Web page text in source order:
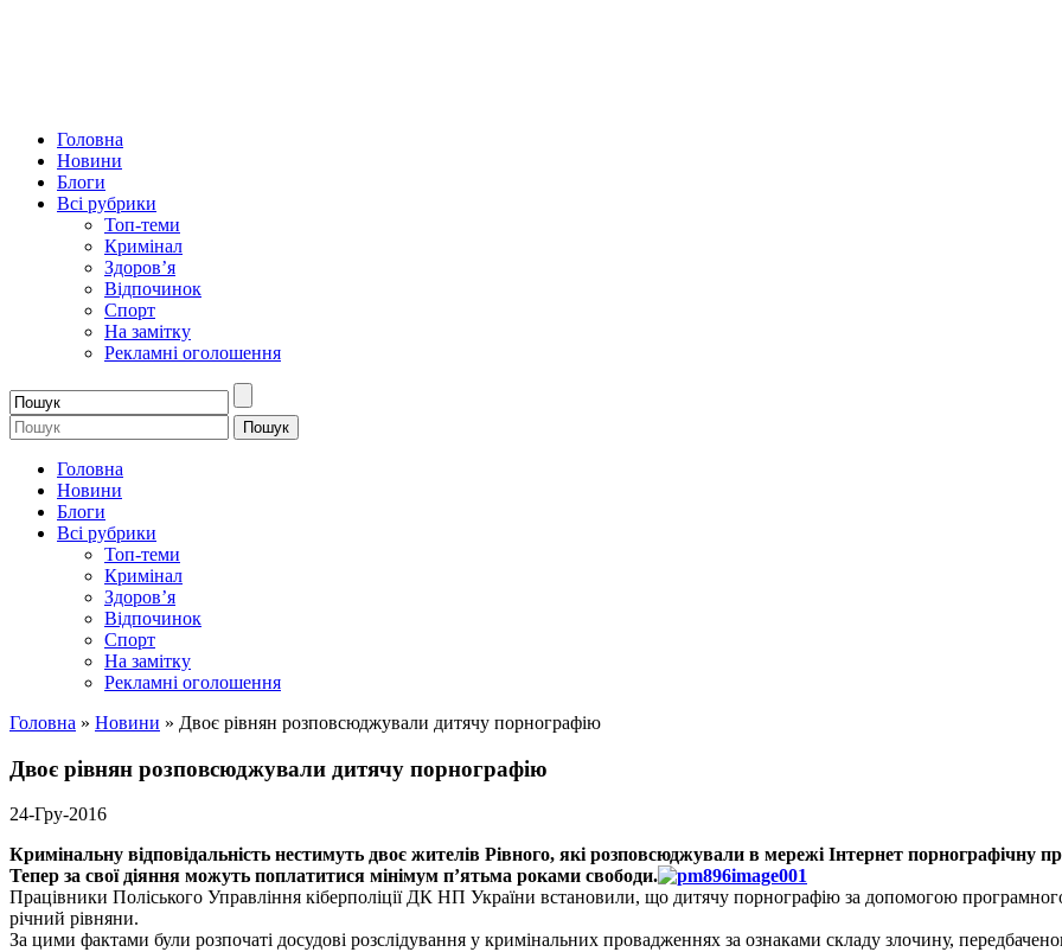
Головна
Новини
Блоги
Всі рубрики
Топ-теми
Кримінал
Здоров’я
Відпочинок
Спорт
На замітку
Рекламні оголошення
Головна
Новини
Блоги
Всі рубрики
Топ-теми
Кримінал
Здоров’я
Відпочинок
Спорт
На замітку
Рекламні оголошення
Головна » Новини » Двоє рівнян розповсюджували дитячу порнографію
Двоє рівнян розповсюджували дитячу порнографію
24-Гру-2016
Кримінальну відповідальність нестимуть двоє жителів Рівного, які розповсюджували в мережі Інтернет порнографічну
Тепер за свої діяння можуть поплатитися мінімум п’ятьма роками свободи.
Працівники Поліського Управління кіберполіції ДК НП України встановили, що дитячу порнографію за допомогою
річний рівняни.
За цими фактами були розпочаті досудові розслідування у кримінальних провадженнях за ознаками складу злочину,